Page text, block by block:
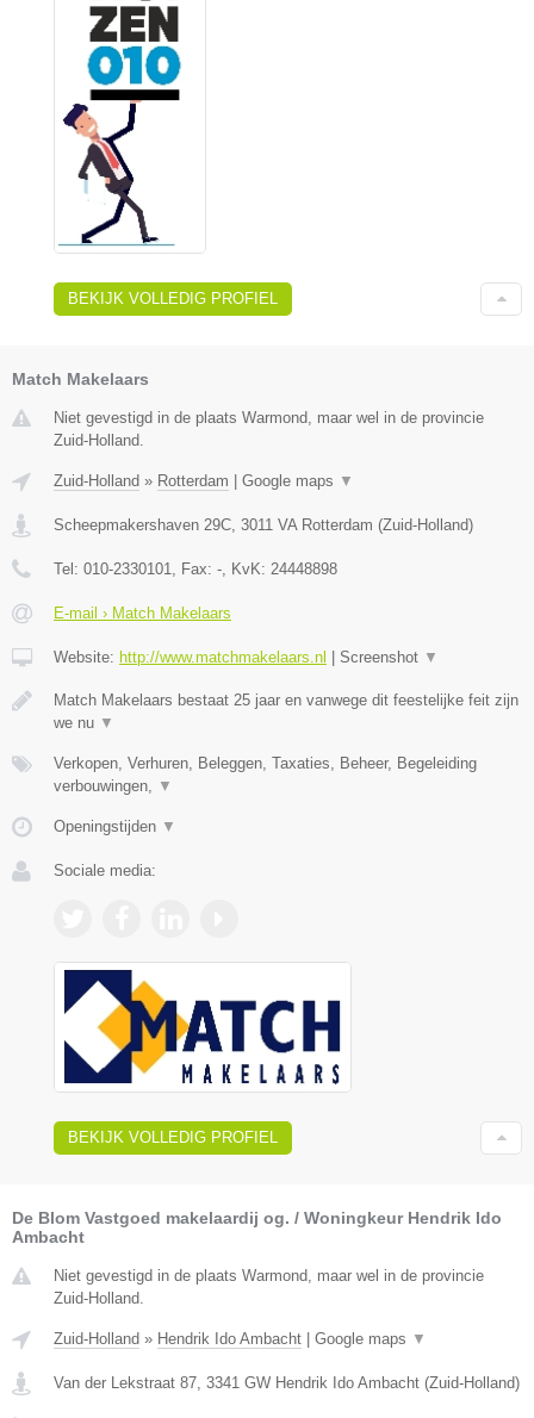
BEKIJK VOLLEDIG PROFIEL
Match Makelaars
Niet gevestigd in de plaats Warmond, maar wel in de provincie
Zuid-Holland.
Zuid-Holland » Rotterdam Google maps ▼
Scheepmakershaven 29C, 3011 VA Rotterdam (Zuid-Holland)
Tel: 010-2330101, Fax: -, KvK: 24448898
E-mail › Match Makelaars
Website: http://www.matchmakelaars.nl Screenshot ▼
Match Makelaars bestaat 25 jaar en vanwege dit feestelijke feit zijn
we nu ▼
Verkopen, Verhuren, Beleggen, Taxaties, Beheer, Begeleiding
verbouwingen, ▼
Openingstijden ▼
Sociale media:
BEKIJK VOLLEDIG PROFIEL
De Blom Vastgoed makelaardij og. / Woningkeur Hendrik Ido
Ambacht
Niet gevestigd in de plaats Warmond, maar wel in de provincie
Zuid-Holland.
Zuid-Holland » Hendrik Ido Ambacht Google maps ▼
Van der Lekstraat 87, 3341 GW Hendrik Ido Ambacht (Zuid-Holland)